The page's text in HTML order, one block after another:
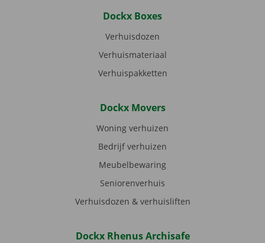
Dockx Boxes
Verhuisdozen
Verhuismateriaal
Verhuispakketten
Dockx Movers
Woning verhuizen
Bedrijf verhuizen
Meubelbewaring
Seniorenverhuis
Verhuisdozen & verhuisliften
Dockx Rhenus Archisafe